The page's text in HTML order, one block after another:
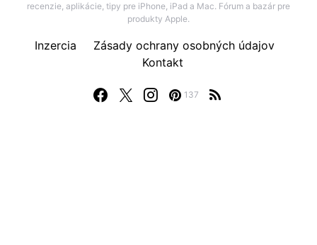
recenzie, aplikácie, tipy pre iPhone, iPad a Mac. Fórum a bazár pre
produkty Apple.
137
Inzercia
Zásady ochrany osobných údajov
Kontakt